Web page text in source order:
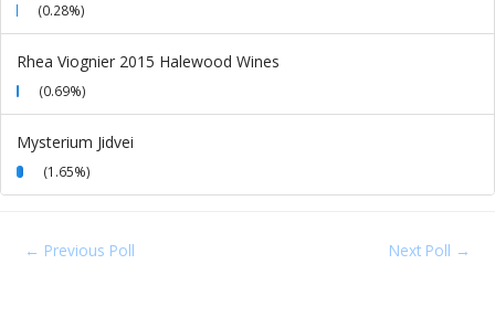
(0.28%)
Rhea Viognier 2015 Halewood Wines
(0.69%)
Mysterium Jidvei
(1.65%)
← Previous Poll Next Poll →